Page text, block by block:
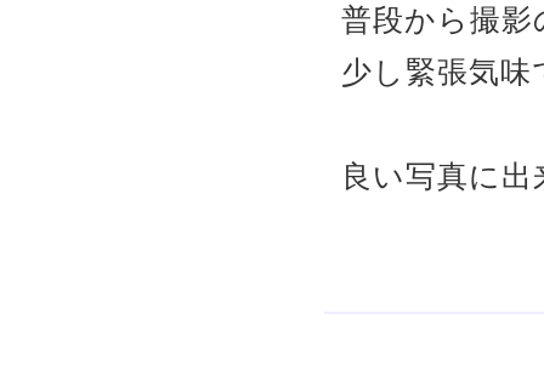
普段から撮
少し緊張気味
良い写真に